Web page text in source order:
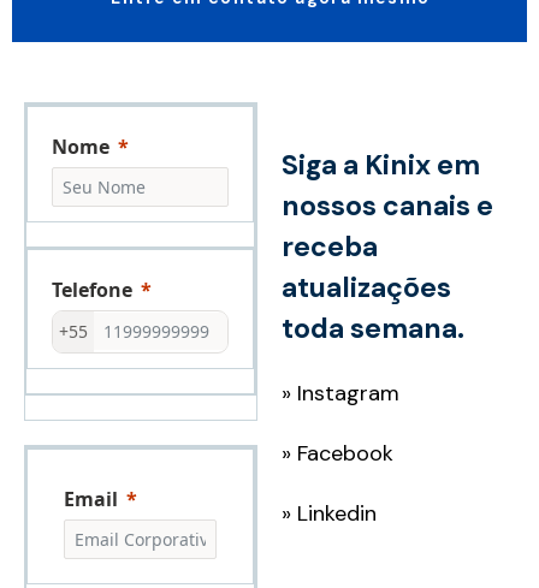
Nome
Telefone
+55
Email
Siga a Kinix em
nossos canais e
receba
atualizações
toda semana.
» Instagram
» Facebook
» Linkedin